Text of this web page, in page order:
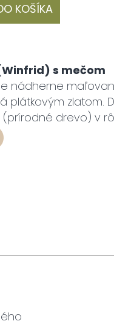
KOŠÍKA
s mečom
nádherne
plátkovým zlatom.
drevo) v